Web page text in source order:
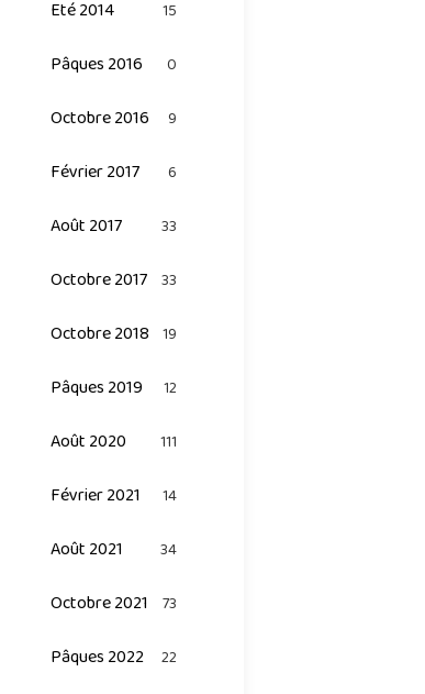
Eté 2014 15
Pâques 2016 0
Octobre 2016 9
Février 2017 6
Août 2017 33
Octobre 2017 33
Octobre 2018 19
Pâques 2019 12
Août 2020 111
Février 2021 14
Août 2021 34
Octobre 2021 73
Pâques 2022 22